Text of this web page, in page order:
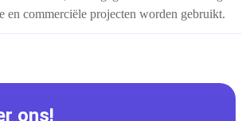
en commerciële projecten worden gebruikt.
ons!